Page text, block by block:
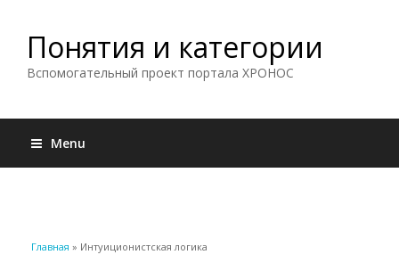
Понятия и категории
Вспомогательный проект портала ХРОНОС
Menu
Вы здесь
Главная » Интуиционистская логика